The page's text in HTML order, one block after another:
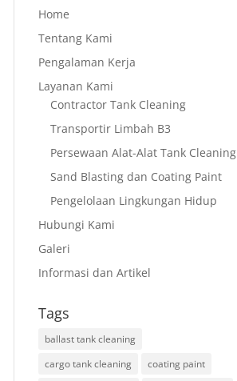
Home
Tentang Kami
Pengalaman Kerja
Layanan Kami
Contractor Tank Cleaning
Transportir Limbah B3
Persewaan Alat-Alat Tank Cleaning
Sand Blasting dan Coating Paint
Pengelolaan Lingkungan Hidup
Hubungi Kami
Galeri
Informasi dan Artikel
Tags
ballast tank cleaning
cargo tank cleaning
coating paint